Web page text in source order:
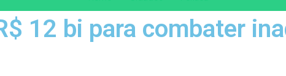
12 bi para combater